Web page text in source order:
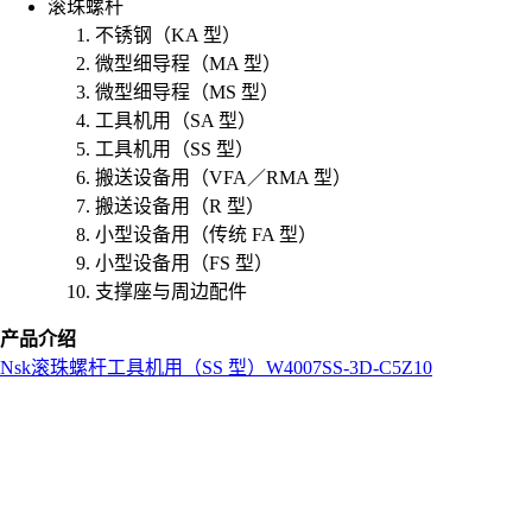
滚珠螺杆
不锈钢（KA 型）
微型细导程（MA 型）
微型细导程（MS 型）
工具机用（SA 型）
工具机用（SS 型）
搬送设备用（VFA／RMA 型）
搬送设备用（R 型）
小型设备用（传统 FA 型）
小型设备用（FS 型）
支撑座与周边配件
产品介绍
Nsk滚珠螺杆工具机用（SS 型） W4007SS-3D-C5Z10